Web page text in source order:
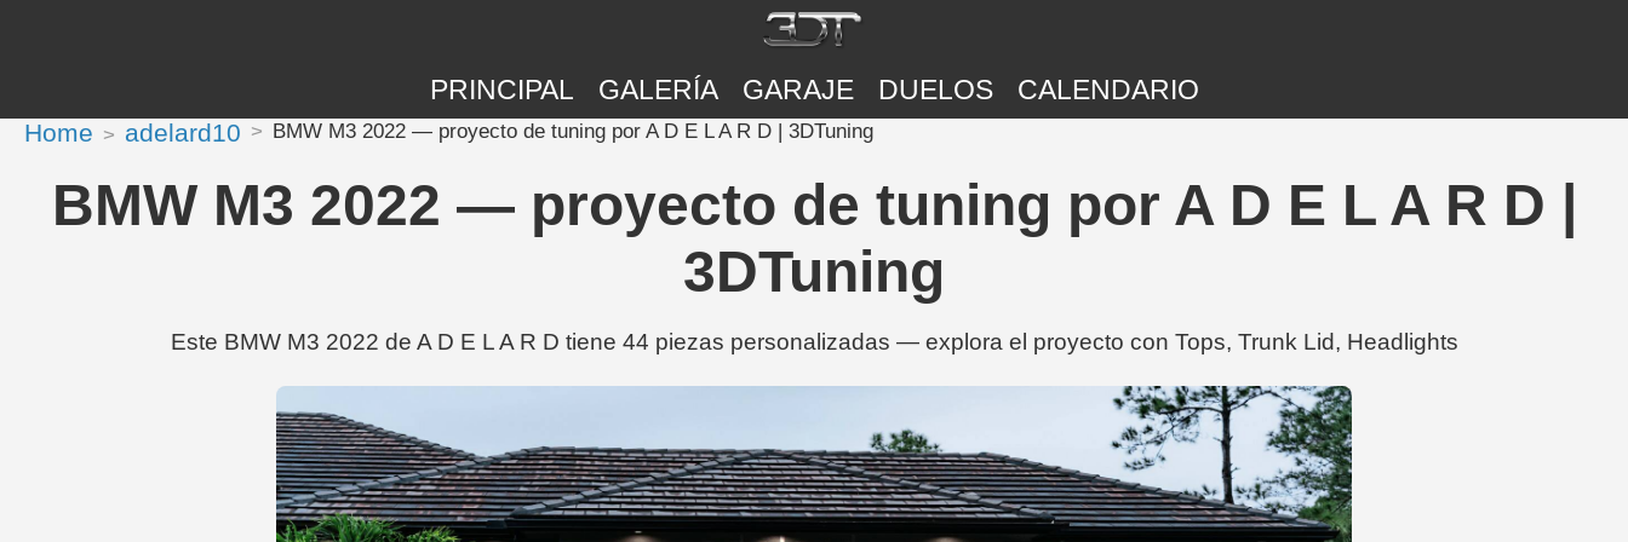
PRINCIPAL GALERÍA GARAJE DUELOS CALENDARIO
Home adelard10 BMW M3 2022 — proyecto de tuning por A D E L A R D | 3DTuning
BMW M3 2022 — proyecto de tuning por A D E L A R D |
3DTuning
Este BMW M3 2022 de A D E L A R D tiene 44 piezas personalizadas — explora el proyecto con Tops, Trunk Lid, Headlights